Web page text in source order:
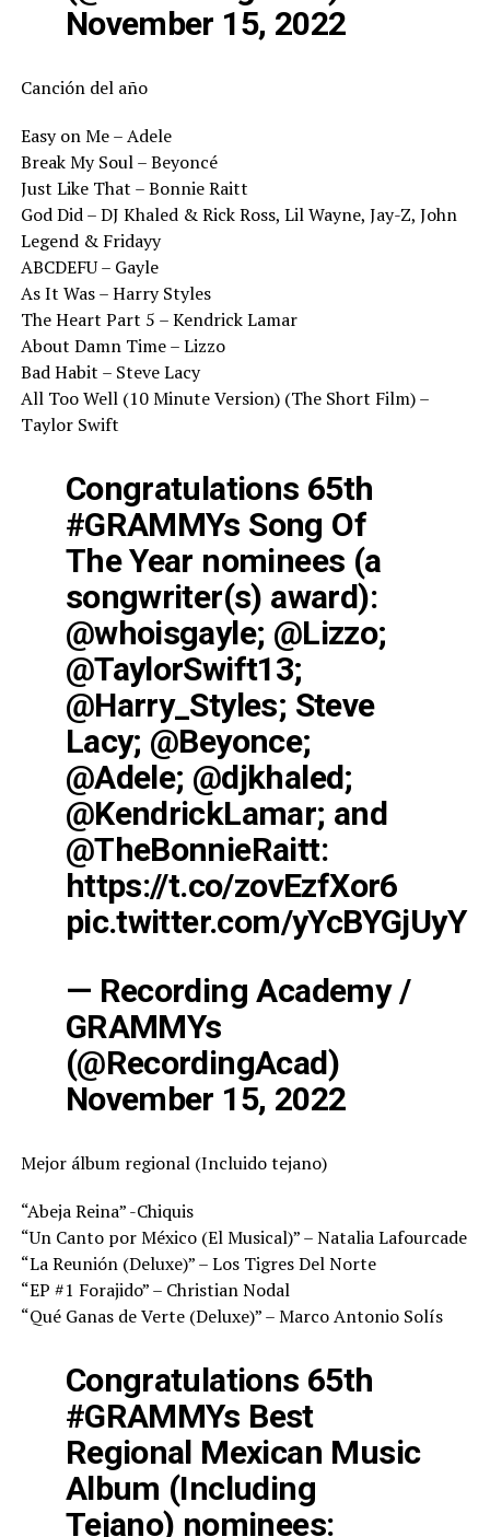
November 15, 2022
Canción del año
Easy on Me – Adele
Break My Soul – Beyoncé
Just Like That – Bonnie Raitt
God Did – DJ Khaled & Rick Ross, Lil Wayne, Jay-Z, John
Legend & Fridayy
ABCDEFU – Gayle
As It Was – Harry Styles
The Heart Part 5 – Kendrick Lamar
About Damn Time – Lizzo
Bad Habit – Steve Lacy
All Too Well (10 Minute Version) (The Short Film) –
Taylor Swift
Congratulations 65th
#GRAMMYs Song Of
The Year nominees (a
songwriter(s) award):
@whoisgayle; @Lizzo;
@TaylorSwift13;
@Harry_Styles; Steve
Lacy; @Beyonce;
@Adele; @djkhaled;
@KendrickLamar; and
@TheBonnieRaitt:
https://t.co/zovEzfXor6
pic.twitter.com/yYcBYGjUyY
— Recording Academy /
GRAMMYs
(@RecordingAcad)
November 15, 2022
Mejor álbum regional (Incluido tejano)
“Abeja Reina” -Chiquis
“Un Canto por México (El Musical)” – Natalia Lafourcade
“La Reunión (Deluxe)” – Los Tigres Del Norte
“EP #1 Forajido” – Christian Nodal
“Qué Ganas de Verte (Deluxe)” – Marco Antonio Solís
Congratulations 65th
#GRAMMYs Best
Regional Mexican Music
Album (Including
Tejano) nominees: